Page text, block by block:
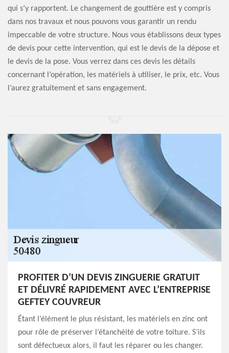
qui s’y rapportent. Le changement de gouttière est y compris
dans nos travaux et nous pouvons vous garantir un rendu
impeccable de votre structure. Nous vous établissons deux types
de devis pour cette intervention, qui est le devis de la dépose et
le devis de la pose. Vous verrez dans ces devis les détails
concernant l’opération, les matériels à utiliser, le prix, etc. Vous
l’aurez gratuitement et sans engagement.
PROFITER D’UN DEVIS ZINGUERIE GRATUIT
ET DÉLIVRÉ RAPIDEMENT AVEC L’ENTREPRISE
GEFTEY COUVREUR
Étant l’élément le plus résistant, les matériels en zinc ont
pour rôle de préserver l’étanchéité de votre toiture. S’ils
sont défectueux alors, il faut les réparer ou les changer.